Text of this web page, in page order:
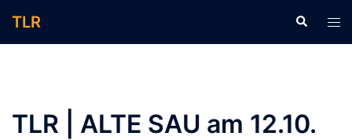
Inhalt
TLR Suche
TLR | ALTE SAU am 12.10.